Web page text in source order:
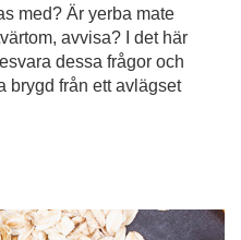
med? Är yerba mate
avvisa? I det här
dessa frågor och
brygd från ett avlägset